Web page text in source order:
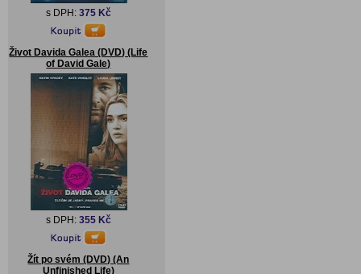
s DPH: 375 Kč
Život Davida Galea (DVD) (Life
of David Gale)
s DPH: 355 Kč
Žít po svém (DVD) (An
Unfinished Life)